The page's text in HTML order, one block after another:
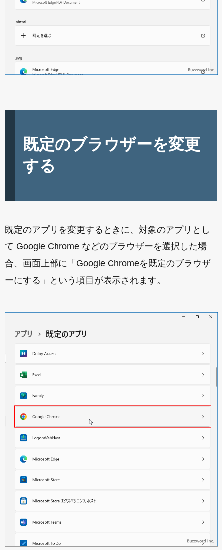
既定のブラウザーを変更
する
既定のアプリを変更するときに、対象のアプリとし
て Google Chrome などのブラウザーを選択した場
合、画面上部に「Google Chromeを既定のブラウザ
ーにする」という項目が表示されます。